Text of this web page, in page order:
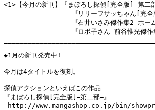
<1>【今月の新刊】『まぼろし探偵[完全版]―第二
『リリーフサッちゃん[完全
『石井いさみ傑作集2 ホー
『ロボ子さん―前谷惟光傑作
◆1月の新刊発売中!
今月は4タイトルを復刻。
探偵アクションといえばこの作品
『まぼろし探偵[完全版]―第二部―』
http://www.mangashop.co.jp/bin/